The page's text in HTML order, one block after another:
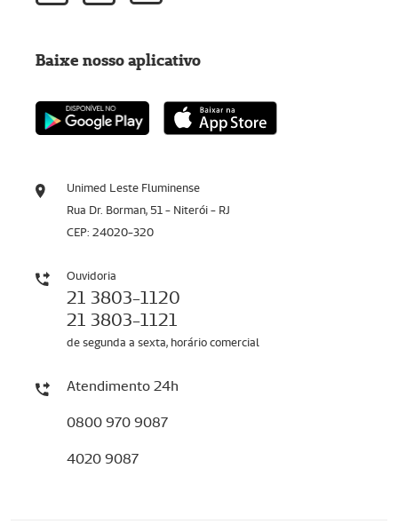
Unimed Leste Fluminense
Rua Dr. Borman, 51 - Niterói - RJ
CEP: 24020-320
Ouvidoria
21 3803-1120
21 3803-1121
de segunda a sexta, horário comercial
Atendimento 24h
0800 970 9087
4020 9087
Baixe nosso aplicativo